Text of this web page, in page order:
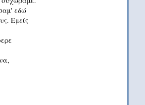
εδώ
Εμείς